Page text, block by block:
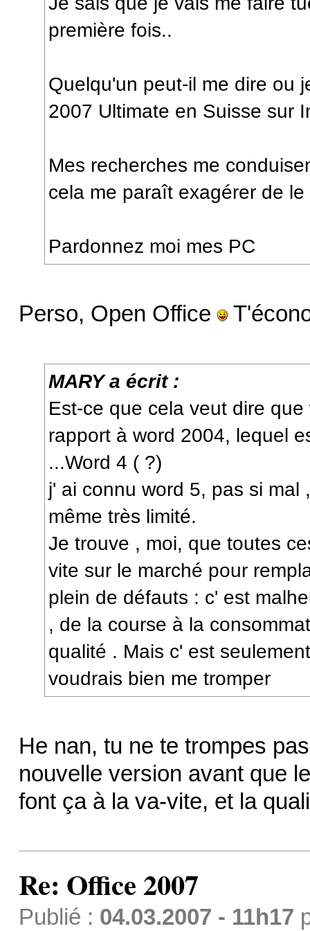
première fois..
Quelqu'un peut-il me dire ou
2007 Ultimate en Suisse sur
Mes recherches me
cela me paraît exagérer de
Pardonnez moi mes PC
Perso, Open Office
MARY a écrit :
Est-ce que cela veut dire
rapport à word 2004, lequel
...Word 4 ( ?)
j' ai connu word 5, pas si mal
même très limité.
Je trouve , moi, que toutes
vite sur le marché pour
plein de défauts : c' est
, de la course à la
qualité . Mais c' est
voudrais bien me tromper
He nan, tu ne te trompes
nouvelle version avant que
font ça à la va-vite, et la
Re: Office 2007
Publié : 04.03.2007 - 11h17